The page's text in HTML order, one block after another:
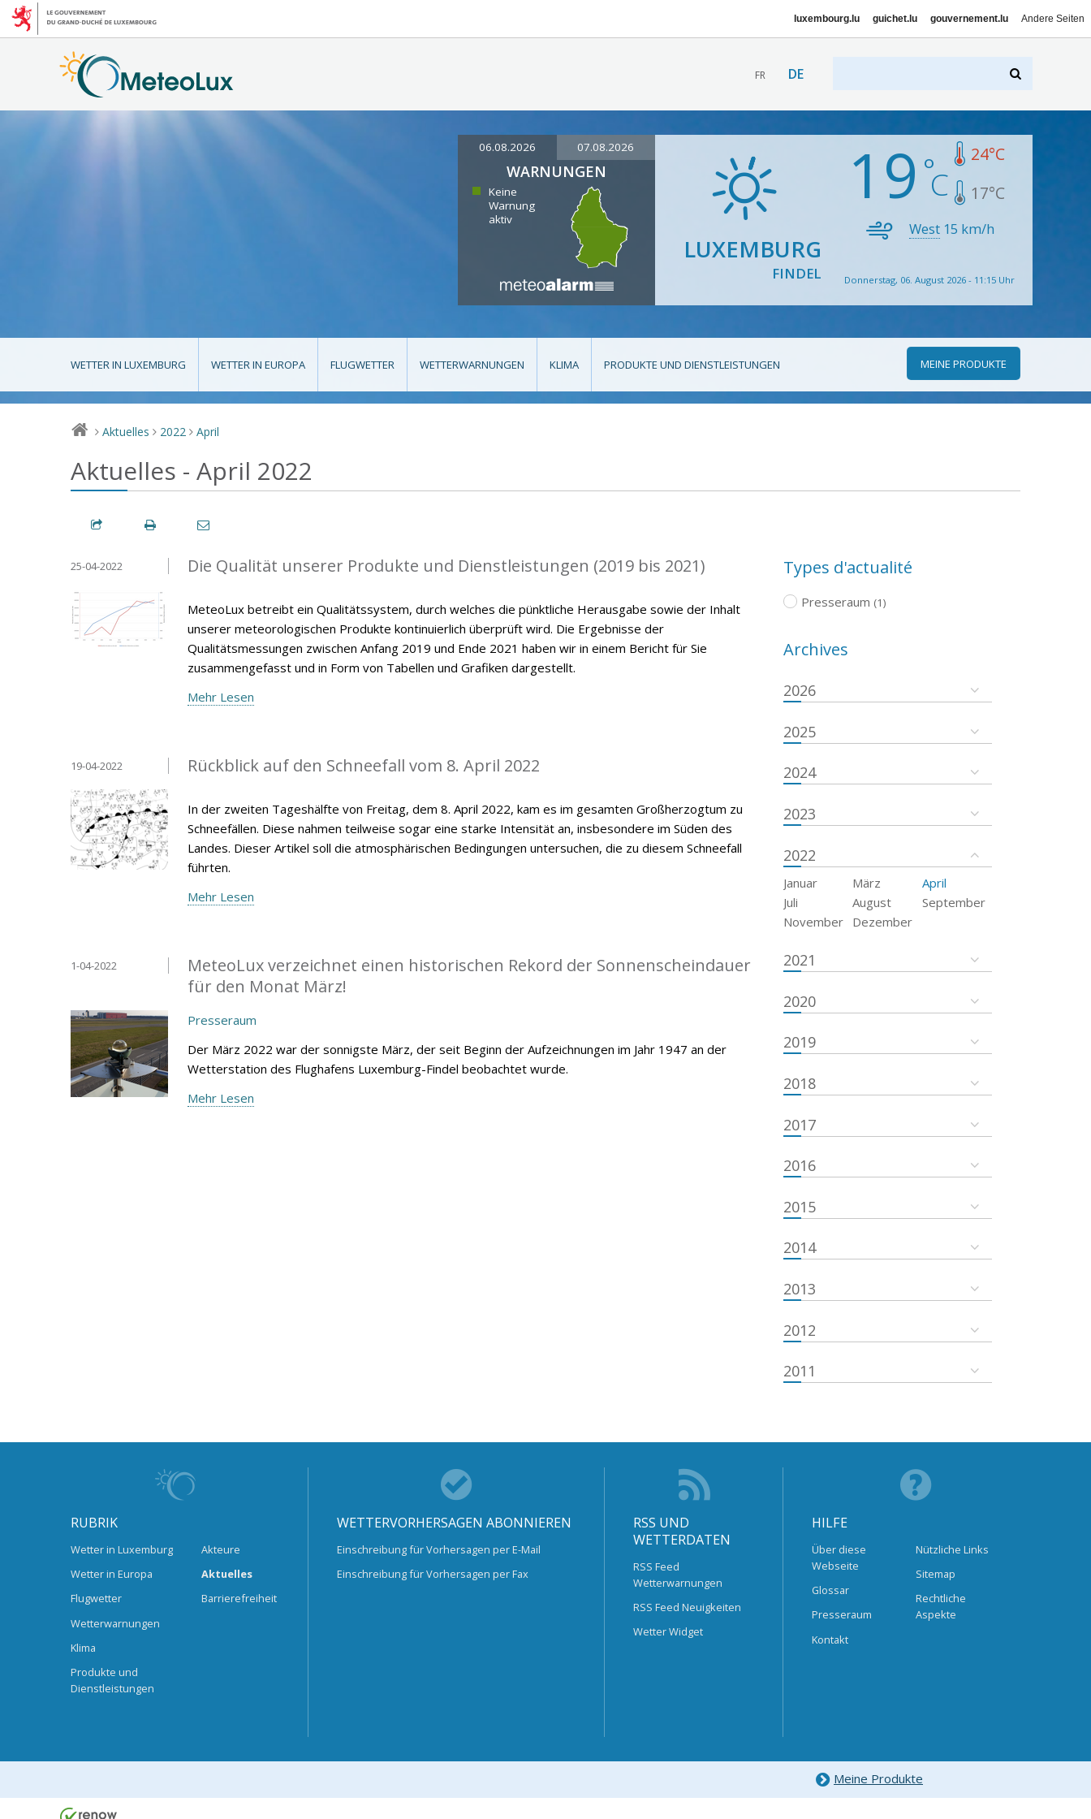
luxembourg.lu guichet.lu gouvernement.lu Andere Seiten
FR DE
06.08.2026 07.08.2026
WARNUNGEN
Keine
Warnung
aktiv
LUXEMBURG
FINDEL
19 24°C
17°C
West 15 km/h
Donnerstag, 06. August 2026 - 11:15 Uhr
WETTER IN LUXEMBURG WETTER IN EUROPA FLUGWETTER WETTERWARNUNGEN KLIMA PRODUKTE UND DIENSTLEISTUNGEN MEINE PRODUKTE
> Aktuelles > 2022 > April
Aktuelles - April 2022
Die Qualität unserer Produkte und Dienstleistungen (2019 bis 2021)
25-04-2022
MeteoLux betreibt ein Qualitätssystem, durch welches die pünktliche Herausgabe sowie der Inhalt
unserer meteorologischen Produkte kontinuierlich überprüft wird. Die Ergebnisse der
Qualitätsmessungen zwischen Anfang 2019 und Ende 2021 haben wir in einem Bericht für Sie
zusammengefasst und in Form von Tabellen und Grafiken dargestellt.
Mehr Lesen
Rückblick auf den Schneefall vom 8. April 2022
19-04-2022
In der zweiten Tageshälfte von Freitag, dem 8. April 2022, kam es im gesamten Großherzogtum zu
Schneefällen. Diese nahmen teilweise sogar eine starke Intensität an, insbesondere im Süden des
Landes. Dieser Artikel soll die atmosphärischen Bedingungen untersuchen, die zu diesem Schneefall
führten.
Mehr Lesen
MeteoLux verzeichnet einen historischen Rekord der Sonnenscheindauer
für den Monat März!
1-04-2022
Presseraum
Der März 2022 war der sonnigste März, der seit Beginn der Aufzeichnungen im Jahr 1947 an der
Wetterstation des Flughafens Luxemburg-Findel beobachtet wurde.
Mehr Lesen
Types d'actualité
Presseraum (1)
Archives
2026
2025
2024
2023
2022
Januar März
April
Juli
August
September
November
Dezember
2021
2020
2019
2018
2017
2016
2015
2014
2013
2012
2011
RUBRIK
Wetter in Luxemburg
Wetter in Europa
Flugwetter
Wetterwarnungen
Klima
Produkte und
Dienstleistungen
Akteure
Aktuelles
Barrierefreiheit
WETTERVORHERSAGEN ABONNIEREN
Einschreibung für Vorhersagen per E-Mail
Einschreibung für Vorhersagen per Fax
RSS UND
WETTERDATEN
RSS Feed
Wetterwarnungen
RSS Feed Neuigkeiten
Wetter Widget
HILFE
Über diese
Webseite
Glossar
Presseraum
Kontakt
Nützliche Links
Sitemap
Rechtliche
Aspekte
Meine Produkte